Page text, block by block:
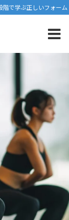
階で学ぶ正しいフォーム